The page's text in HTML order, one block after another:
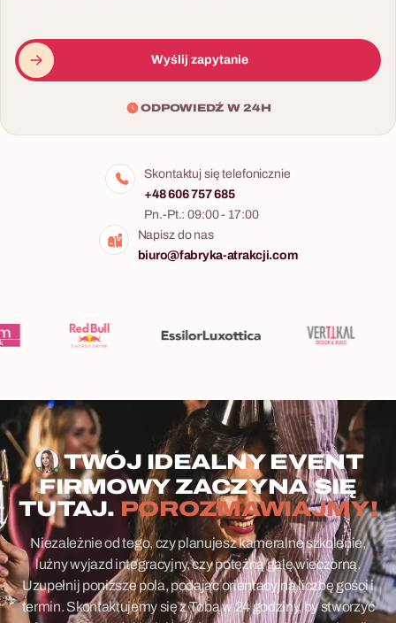
Wyślij zapytanie
ODPOWIEDŹ W 24H
Skontaktuj się telefonicznie
+48 606 757 685
Pn.-Pt.: 09:00 - 17:00
Napisz do nas
biuro@fabryka-atrakcji.com
TWÓJ IDEALNY EVENT
FIRMOWY ZACZYNA SIĘ
TUTAJ. POROZMAWIAJMY!
Niezależnie od tego, czy planujesz kameralne szkolenie,
luźny wyjazd integracyjny, czy potężną galę wieczorną.
Uzupełnij poniższe pola, podając orientacyjną liczbę gości i
termin. Skontaktujemy się z Tobą w 24 godziny, by stworzyć